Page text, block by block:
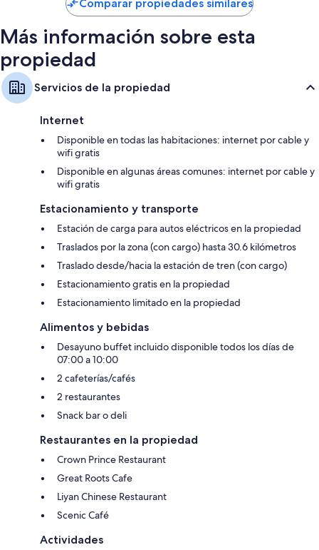
$61
Comparar propiedades similares
Más información sobre esta
propiedad
Servicios de la propiedad
Internet
Disponible en todas las habitaciones: internet por cable y
wifi gratis
Disponible en algunas áreas comunes: internet por cable y
wifi gratis
Estacionamiento y transporte
Estación de carga para autos eléctricos en la propiedad
Traslados por la zona (con cargo) hasta 30.6 kilómetros
Traslado desde/hacia la estación de tren (con cargo)
Estacionamiento gratis en la propiedad
Estacionamiento limitado en la propiedad
Alimentos y bebidas
Desayuno buffet incluido disponible todos los días de
07:00 a 10:00
2 cafeterías/cafés
2 restaurantes
Snack bar o deli
Restaurantes en la propiedad
Crown Prince Restaurant
Great Roots Cafe
Liyan Chinese Restaurant
Scenic Café
Actividades